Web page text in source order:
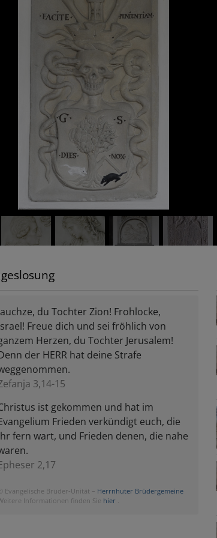
du Tochter Zion! Frohlocke,
Freue dich und sei fröhlich von
Herzen, du Tochter Jerusalem!
der HERR hat deine Strafe
3,14-15
ist gekommen und hat im
Frieden verkündigt euch, die
fern wart, und Frieden denen, die nahe
2,17
© Evangelische Brüder-Unität – Herrnhuter Brüdergemeine
Informationen finden Sie hier .